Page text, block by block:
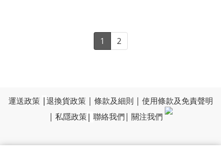
1 2
運送政策 |退換貨政策| 條款及細則 | 使用條款及免責聲明
| 私隱政策| 聯絡我們| 關注我們